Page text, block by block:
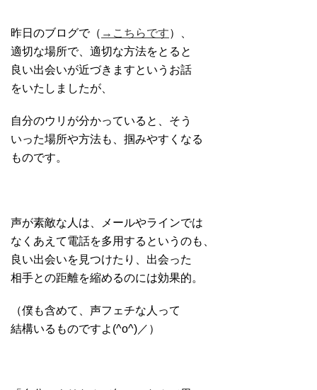
昨日のブログで（ →こちらです）、
適切な場所で、適切な方法をとると
良い出会いが近づきますというお話
をいたしましたが、
自分のウリが分かっていると、そう
いった場所や方法も、掴みやすくなる
ものです。
声が素敵な人は、メールやラインでは
なくあえて電話を多用するというのも、
良い出会いを見つけたり、出会った
相手との距離を縮めるのには効果的。
（僕も含めて、声フェチな人って
結構いるものですよ(^o^)／）